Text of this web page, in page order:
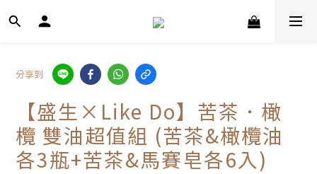
分享到
【盛生×Like Do】苦茶．橄
欖 雙油超值組 (苦茶&橄欖油
各3瓶+苦茶&馬賽皂各6入)